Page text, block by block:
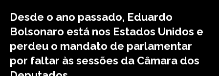
Desde o ano passado, Eduardo
Bolsonaro está nos Estados Unidos e
perdeu o mandato de parlamentar
por faltar às sessões da Câmara dos